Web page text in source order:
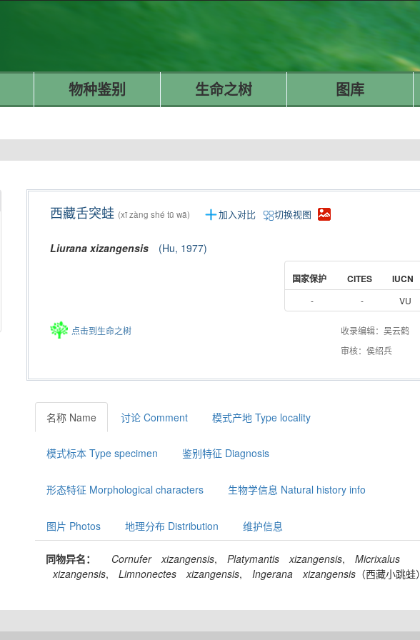
物种鉴别 生命之树 图库
西藏舌突蛙 (xī zàng shé tū wā) 加入对比 切换视图
Liurana xizangensis (Hu, 1977)
国家保护 CITES IUCN
- - VU
点击到生命之树
收录编辑：吴云鹤
审核：侯绍兵
名称 Name 讨论 Comment 模式产地 Type locality
模式标本 Type specimen 鉴别特征 Diagnosis
形态特征 Morphological characters 生物学信息 Natural history info
图片 Photos 地理分布 Distribution 维护信息
同物异名： Cornufer xizangensis, Platymantis xizangensis,
Micrixalus
xizangensis, Limnonectes xizangensis, Ingerana xizangensis （西藏小跳蛙）